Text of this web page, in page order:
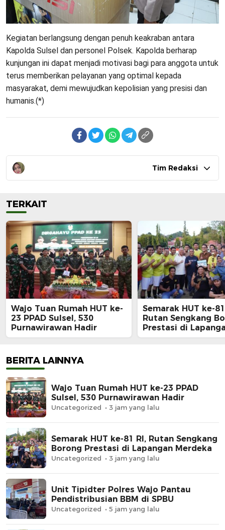
Kegiatan berlangsung dengan penuh keakraban antara
Kapolda Sulsel dan personel Polsek. Kapolda berharap
kunjungan ini dapat menjadi motivasi bagi para anggota untuk
terus memberikan pelayanan yang optimal kepada
masyarakat, demi mewujudkan kepolisian yang presisi dan
humanis.(*)
Tim Redaksi
TERKAIT
Wajo Tuan Rumah HUT ke-
23 PPAD Sulsel, 530
Purnawirawan Hadir
Semarak HUT ke-
Rutan Sengkang
Prestasi di
Merdeka
BERITA LAINNYA
Wajo Tuan Rumah HUT ke-23 PPAD
Sulsel, 530 Purnawirawan Hadir
Uncategorized 3 jam yang lalu
Semarak HUT ke-81 RI, Rutan Sengkang
Borong Prestasi di Lapangan Merdeka
Uncategorized 3 jam yang lalu
Unit Tipidter Polres Wajo Pantau
Pendistribusian BBM di SPBU
Uncategorized 5 jam yang lalu